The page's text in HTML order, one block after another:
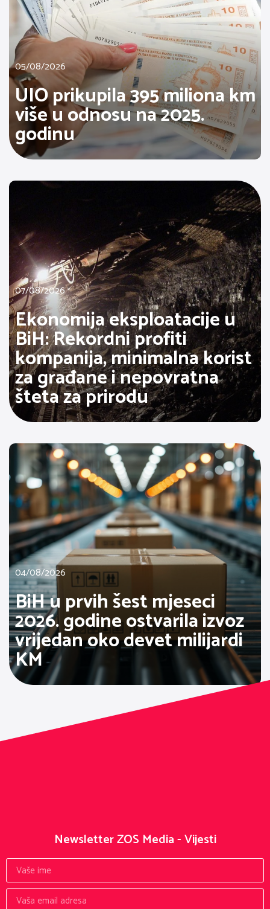
05/08/2026
UIO prikupila 395 miliona km
više u odnosu na 2025.
godinu
07/08/2026
Ekonomija eksploatacije u
BiH: Rekordni profiti
kompanija, minimalna korist
za građane i nepovratna
šteta za prirodu
04/08/2026
BiH u prvih šest mjeseci
2026. godine ostvarila izvoz
vrijedan oko devet milijardi
KM
Newsletter ZOS Media - Vijesti